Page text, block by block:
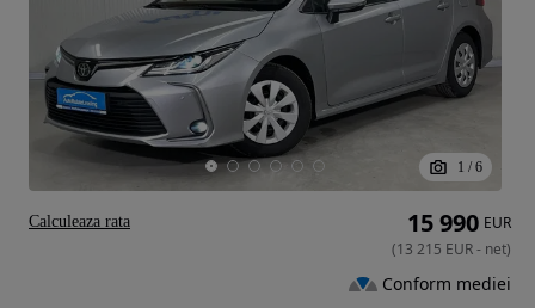
1 / 6
15 990 EUR
(13 215 EUR- net)
Conform mediei
Calculeaza rata